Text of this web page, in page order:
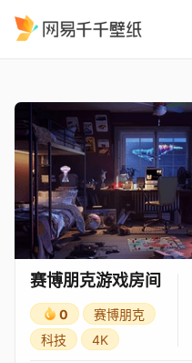
赛博朋克游戏房间
0
赛博朋克
科技
4K